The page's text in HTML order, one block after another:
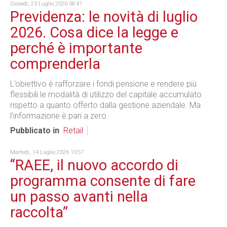
Giovedì, 23 Luglio 2026 08:47
Previdenza: le novità di luglio
2026. Cosa dice la legge e
perché è importante
comprenderla
L’obiettivo è rafforzare i fondi pensione e rendere più
flessibili le modalità di utilizzo del capitale accumulato
rispetto a quanto offerto dalla gestione aziendale. Ma
l’informazione è pari a zero.
Pubblicato in Retail
Martedì, 14 Luglio 2026 10:57
“RAEE, il nuovo accordo di
programma consente di fare
un passo avanti nella
raccolta”